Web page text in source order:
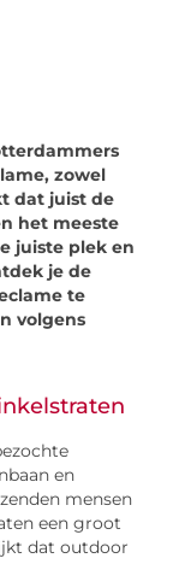
zowel
dat juist de
het meeste
juiste plek en
je de
te
volgens
en
mensen
een groot
dat outdoor